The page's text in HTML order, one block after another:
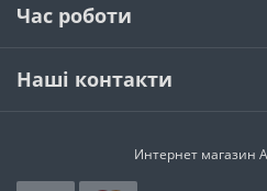
Час роботи
Наші контакти
Интернет магазин